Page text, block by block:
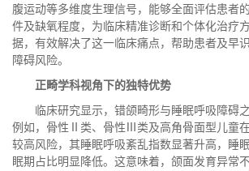
腹运动等多维度生理信号，能够全面评估患者
件及缺氧程度，为临床精准诊断和个体化治疗
据，有效解决了这一临床痛点，帮助患者及早
障碍风险。
正畸学科视角下的独特优势
临床研究显示，错颌畸形与睡眠呼吸障碍
例如，骨性Ⅱ类、骨性Ⅲ类及高角骨面型儿童
较高风险，其睡眠呼吸紊乱指数显著升高，睡
眠期占比明显降低。这意味着，颌面发育异常